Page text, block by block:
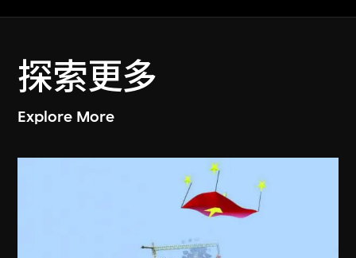
探索更多
Explore More